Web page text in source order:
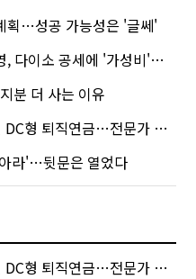
획…성공 가능성은 '글쎄'
소 공세에 '가성비'로 맞불
분 더 사는 이유
퇴직연금…전문가 조언은
라'…뒷문은 열었다
퇴직연금…전문가 조언은